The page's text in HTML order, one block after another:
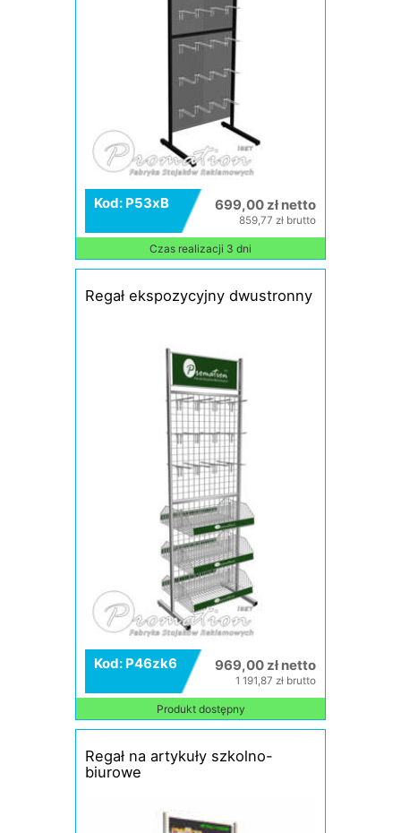
Kod: P53xB 699,00 zł netto
859,77 zł brutto
Czas realizacji 3 dni
Regał ekspozycyjny dwustronny
Kod: P46zk6 969,00 zł netto
1 191,87 zł brutto
Produkt dostępny
Regał na artykuły szkolno-
biurowe